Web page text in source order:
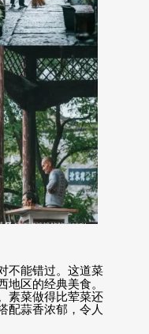
不能错过。这道菜
地区的经典美食。
素菜做得比荤菜还
配蒜香浓郁，令人